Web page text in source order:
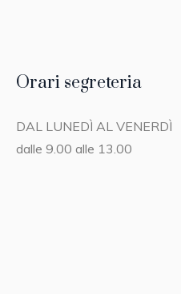
Orari segreteria
DAL LUNEDÌ AL VENERDÌ
dalle 9.00 alle 13.00